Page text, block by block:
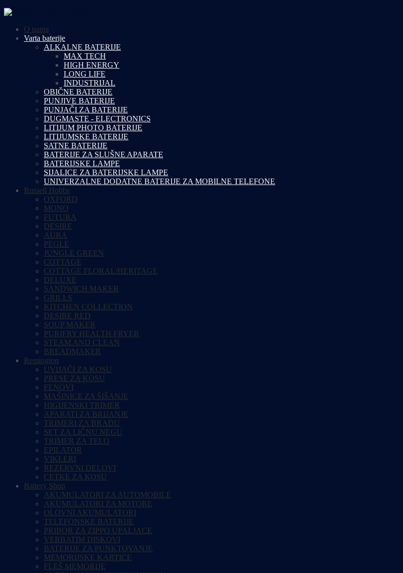
O nama
Varta baterije
ALKALNE BATERIJE
MAX TECH
HIGH ENERGY
LONG LIFE
INDUSTRIJAL
OBIČNE BATERIJE
PUNJIVE BATERIJE
PUNJAČI ZA BATERIJE
DUGMASTE - ELECTRONICS
LITIJUM PHOTO BATERIJE
LITIJUMSKE BATERIJE
SATNE BATERIJE
BATERIJE ZA SLUŠNE APARATE
BATERIJSKE LAMPE
SIJALICE ZA BATERIJSKE LAMPE
UNIVERZALNE DODATNE BATERIJE ZA MOBILNE TELEFONE
Russell Hobbs
OXFORD
MONO
FUTURA
DESIRE
AURA
PEGLE
JUNGLE GREEN
COTTAGE
COTTAGE FLORAL/HERITAGE
DELUXE
SANDWICH MAKER
GRILLS
KITCHEN COLLECTION
DESIRE RED
SOUP MAKER
PURIFRY HEALTH FRYER
STEAM AND CLEAN
BREADMAKER
Remington
UVIJAČI ZA KOSU
PRESE ZA KOSU
FENOVI
MAŠINICE ZA ŠIŠANJE
HIGIJENSKI TRIMER
APARATI ZA BRIJANJE
TRIMERI ZA BRADU
SET ZA LIČNU NEGU
TRIMER ZA TELO
EPILATOR
VIKLERI
REZERVNI DELOVI
CETKE ZA KOSU
Battery Shop
AKUMULATORI ZA AUTOMOBILE
AKUMULATORI ZA MOTORE
OLOVNI AKUMULATORI
TELEFONSKE BATERIJE
PRIBOR ZA ZIPPO UPALJACE
VERBATIM DISKOVI
BATERIJE ZA PUNKTOVANJE
MEMORIJSKE KARTICE
FLEŠ MEMORIJE